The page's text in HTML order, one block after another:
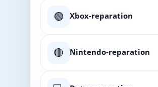
🟢 Xbox-reparation
🔴 Nintendo-reparation